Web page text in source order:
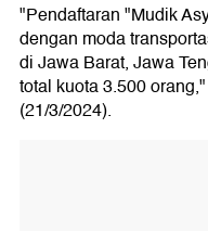
"Pendaftaran "Mudik
dengan moda
di Jawa Barat, Jawa
total kuota 3.500
(21/3/2024).